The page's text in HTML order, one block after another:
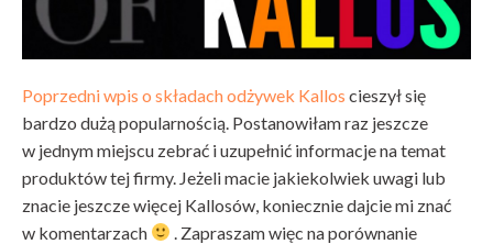
Poprzedni wpis o składach odżywek Kallos cieszył się
bardzo dużą popularnością. Postanowiłam raz jeszcze
w jednym miejscu zebrać i uzupełnić informacje na temat
produktów tej firmy. Jeżeli macie jakiekolwiek uwagi lub
znacie jeszcze więcej Kallosów, koniecznie dajcie mi znać
w komentarzach
. Zapraszam więc na porównanie